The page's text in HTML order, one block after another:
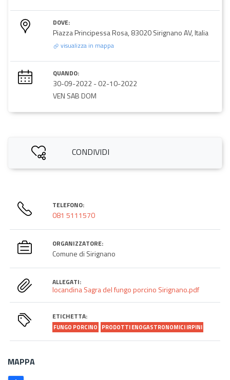
DOVE:
Piazza Principessa Rosa, 83020 Sirignano AV, Italia
visualizza in mappa
QUANDO:
30-09-2022-02-10-2022
VEN SAB DOM
CONDIVIDI
TELEFONO:
081 5111570
ORGANIZZATORE:
Comune di Sirignano
ALLEGATI:
locandina Sagra del fungo porcino Sirignano.pdf
ETICHETTA:
FUNGO PORCINO PRODOTTI ENOGASTRONOMICI IRPINI
MAPPA